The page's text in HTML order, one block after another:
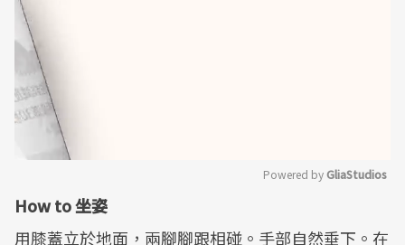
Powered by GliaStudios
How to 坐姿
用膝蓋立於地面，兩腳腳跟相碰。手部自然垂下。在